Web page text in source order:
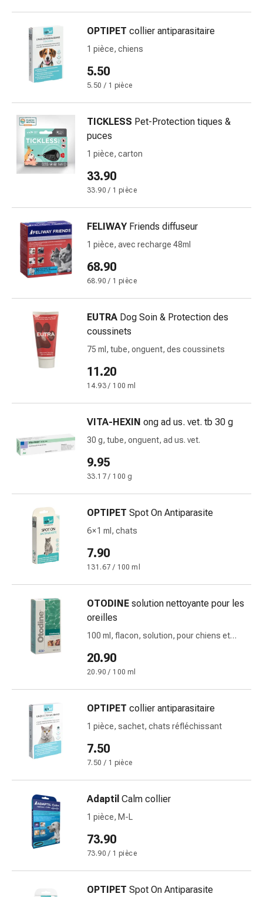
Bandes
compression
Pansements
de
pansement,
tapes
accessoires
Pansements
tubulaires
et
filets
Matériel
de
pansement
Brûlures
soleil
changement
pansements
Pansements
Traitement
plaies
plaies
fermeture
de
plaies
adhésifs
Tampons
Oreilles
et
yeux
Troubles
Soins
Gouttes
les
yeux
OPTIPET collier antiparasitaire
1 pièce, chiens
5.50
5.50 / 1 pièce
TICKLESS Pet-Protection tiques &
puces
1 pièce, carton
33.90
33.90 / 1 pièce
FELIWAY Friends diffuseur
1 pièce, avec recharge 48ml
68.90
68.90 / 1 pièce
EUTRA Dog Soin & Protection des
coussinets
75 ml, tube, onguent, des coussinets
11.20
14.93 / 100 ml
VITA-HEXIN ong ad us. vet. tb 30 g
30 g, tube, onguent, ad us. vet.
9.95
33.17 / 100 g
OPTIPET Spot On Antiparasite
6 × 1 ml, chats
7.90
131.67 / 100 ml
OTODINE solution nettoyante pour les
oreilles
100 ml, flacon, solution, pour chiens et
20.90
20.90 / 100 ml
OPTIPET collier antiparasitaire
1 pièce, sachet, chats réfléchissant
7.50
7.50 / 1 pièce
Adaptil Calm collier
1 pièce, M-L
73.90
73.90 / 1 pièce
OPTIPET Spot On Antiparasite